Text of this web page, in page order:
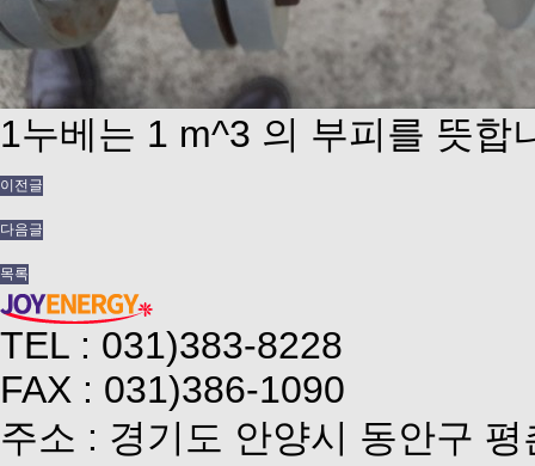
1누베는 1 m^3 의 부피를 뜻합
이전글
다음글
목록
TEL : 031)383-8228
FAX : 031)386-1090
주소 : 경기도 안양시 동안구